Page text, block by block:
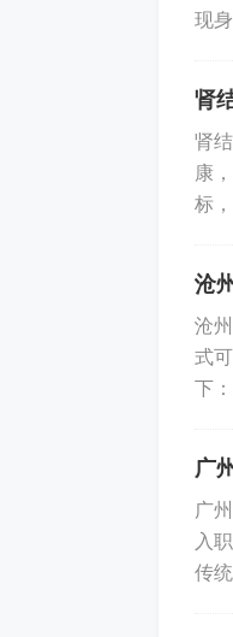
现
肾
肾
康
标
沧
沧
式
下
广
广
入
传